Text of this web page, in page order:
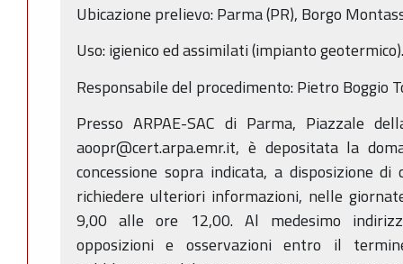
Ubicazione prelievo: Parma (PR), Borgo
Uso: igienico ed assimilati (impianto
Responsabile del procedimento: Pietro Boggio
Presso ARPAE-SAC di Parma, Piazzale
aoopr@cert.arpa.emr.it, è depositata la
concessione sopra indicata, a disposizione
richiedere ulteriori informazioni, nelle
9,00 alle ore 12,00. Al medesimo
opposizioni e osservazioni entro il